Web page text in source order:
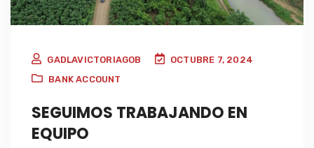
GADLAVICTORIAGOB
OCTUBRE 7, 2024
BANK ACCOUNT
SEGUIMOS TRABAJANDO EN
EQUIPO